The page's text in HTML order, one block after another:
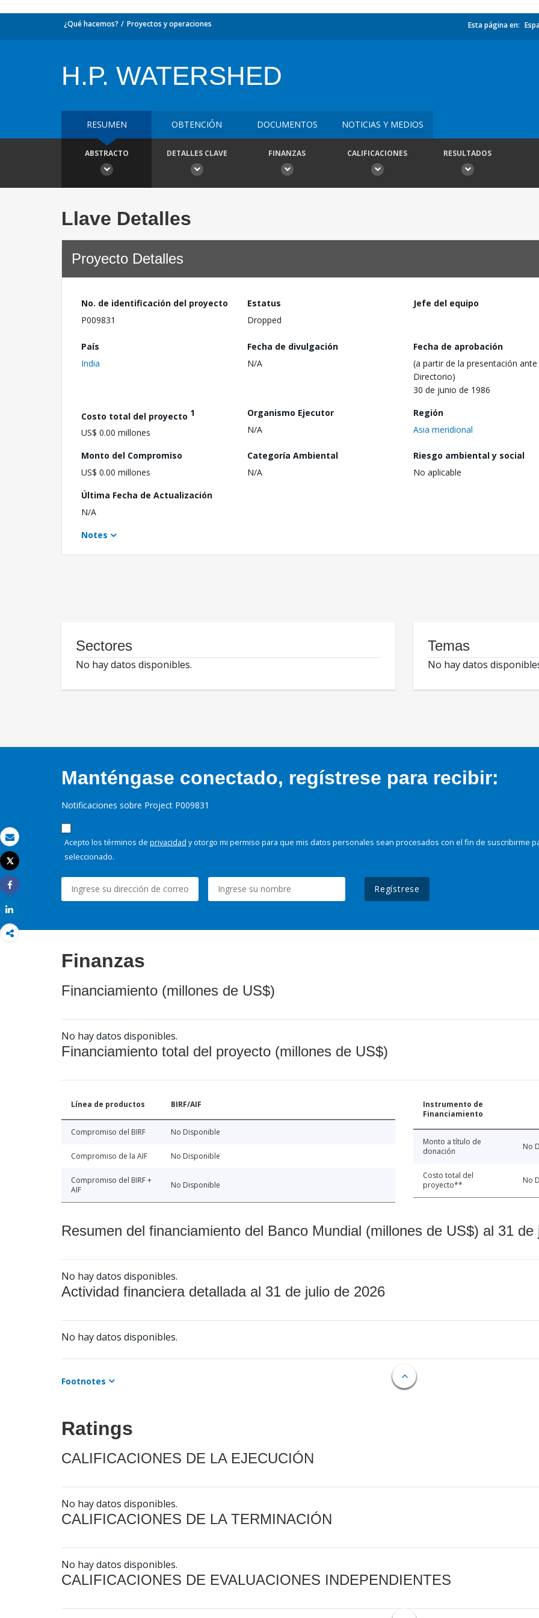
Correo electrónico
Imprimir
Tweet
Share
¿Qué hacemos? Proyectos y operaciones Esta página en:
H.P. WATERSHED
RESUMEN OBTENCIÓN DOCUMENTOS NOTICIAS Y MEDIOS
ABSTRACTO DETALLES CLAVE FINANZAS CALIFICACIONES RESULTADOS
Llave Detalles
Proyecto Detalles
No. de identificación del proyecto
P009831
Estatus
Dropped
Jefe del equipo
País
India
Fecha de divulgación
N/A
Fecha de aprobación
(a partir de la presentación ante
Directorio)
30 de junio de 1986
Costo total del proyecto 1
US$ 0.00 millones
Organismo Ejecutor
N/A
Región
Asia meridional
Monto del Compromiso
US$ 0.00 millones
Categoría Ambiental
N/A
Riesgo ambiental y social
No aplicable
Última Fecha de Actualización
N/A
Notes
Sectores
No hay datos disponibles.
Temas
No hay datos
Manténgase conectado, regístrese para recibir:
Notificaciones sobre Project P009831
Acepto los términos de privacidad y otorgo mi permiso para que mis datos personales sean procesados con el fin de suscribirme
seleccionado.
Regístrese
Finanzas
Financiamiento (millones de US$)
No hay datos disponibles.
Financiamiento total del proyecto (millones de US$)
Línea de productos BIRF/AIF
Compromiso del BIRF No Disponible
Compromiso de la AIF No Disponible
Compromiso del BIRF +
AIF
No Disponible
Instrumento de
Financiamiento
Monto a título de
donación
No
Costo total del
proyecto**
No
Resumen del financiamiento del Banco Mundial (millones de US$) al 31 de
No hay datos disponibles.
Actividad financiera detallada al 31 de julio de 2026
No hay datos disponibles.
Footnotes
Ratings
CALIFICACIONES DE LA EJECUCIÓN
No hay datos disponibles.
CALIFICACIONES DE LA TERMINACIÓN
No hay datos disponibles.
CALIFICACIONES DE EVALUACIONES INDEPENDIENTES